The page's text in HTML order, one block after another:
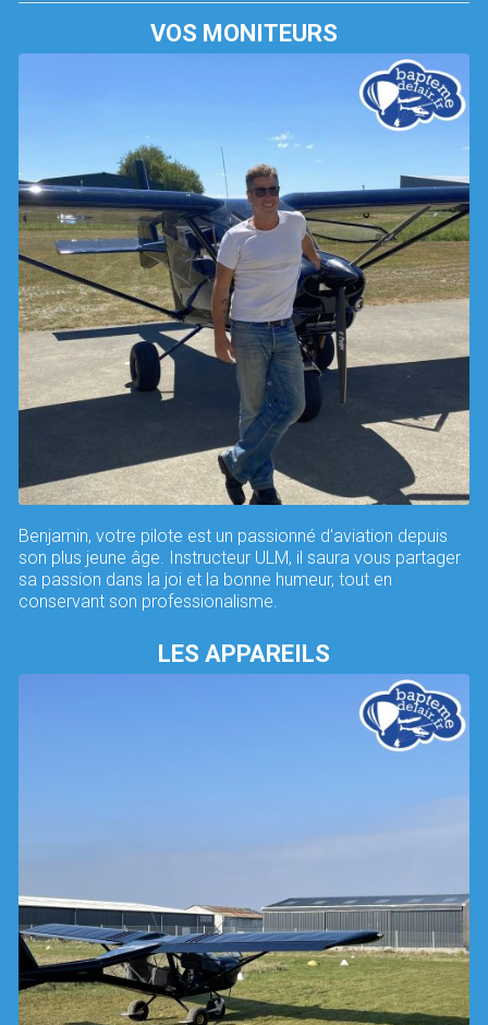
VOS MONITEURS
Benjamin, votre pilote est un passionné d'aviation depuis
son plus jeune âge. Instructeur ULM, il saura vous partager
sa passion dans la joi et la bonne humeur, tout en
conservant son professionalisme.
LES APPAREILS